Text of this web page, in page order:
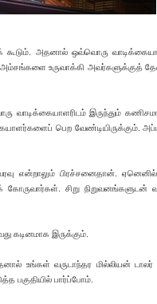
அதனால் ஒவ்வொரு
அம்சங்களை உருவாக்கி அவர்களுக்குத்
வாடிக்கையாளரிடம் இருந்தும்
பெற வேண்டியிருக்கும்.
என்றாலும் பிரச்சனைதான்.
சிறு நிறுவனங்களுடன்
கடினமாக இருக்கும்.
உங்கள் வருடாந்தர மில்லியன் டாலர்
பகுதியில் பார்ப்போம்.